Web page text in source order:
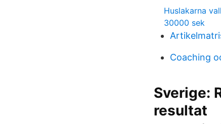
Huslakarna
30000 sek
Coaching
Sverige:
resultat